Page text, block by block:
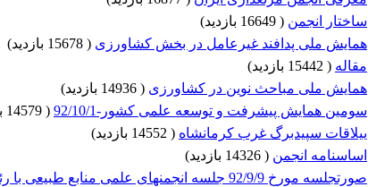
ساختار انجمن (
)
همایش ملی پدافند غیرعامل در بخش کشاورزی (
)
مقاله (
)
همایش ملی مباحث نوین در کشاورزی (
)
سومین همایش پیشرفت و توسعه علمی کشور-92/10/1
(
ییلاقات سپیدبرگ غرب کرمانشاه (
)
اساسنامه انجمن (
)
صورتجلسه مورخ 92/9/9 جلسه انجمنهای علمی منابع طبیعی با رئیس سازمان جنگلها